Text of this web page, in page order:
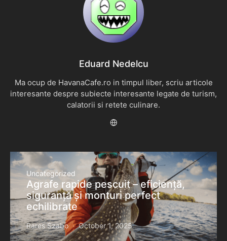
Eduard Nedelcu
Ma ocup de HavanaCafe.ro in timpul liber, scriu articole
interesante despre subiecte interesante legate de turism,
calatorii si retete culinare.
Uncategorized
Agrafe rapide pescuit – eficiență,
siguranță și monturi perfect
echilibrate
Rares Szabo October 1, 2025